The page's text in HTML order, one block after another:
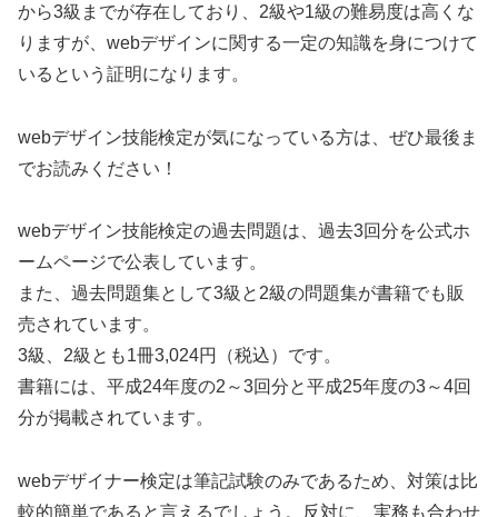
から3級までが存在しており、2級や1級の難易度は高くな
りますが、webデザインに関する一定の知識を身につけて
いるという証明になります。
webデザイン技能検定が気になっている方は、ぜひ最後ま
でお読みください！
webデザイン技能検定の過去問題は、過去3回分を公式ホ
ームページで公表しています。
また、過去問題集として3級と2級の問題集が書籍でも販
売されています。
3級、2級とも1冊3,024円（税込）です。
書籍には、平成24年度の2～3回分と平成25年度の3～4回
分が掲載されています。
webデザイナー検定は筆記試験のみであるため、対策は比
較的簡単であると言えるでしょう。反対に、実務も合わせ